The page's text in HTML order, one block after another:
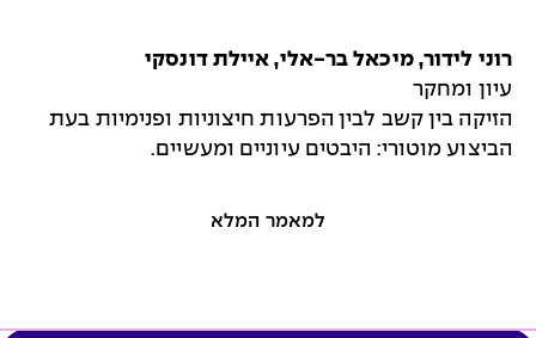
רוני לידור, מיכאל בר-אלי, איילת דונסקי
עיון ומחקר
הזיקה בין קשב לבין הפרעות חיצוניות ופנימיות בעת
הביצוע מוטורי: היבטים עיוניים ומעשיים.
למאמר המלא